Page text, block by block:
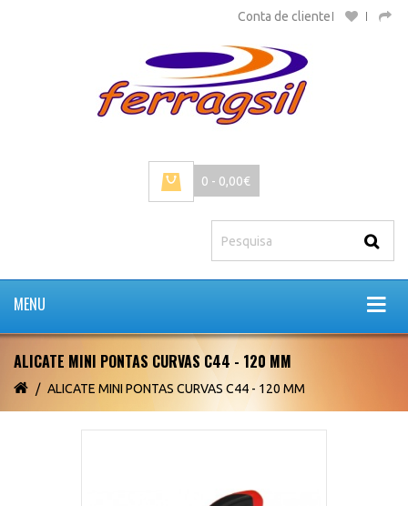
Conta de cliente
0 - 0,00€
MENU
ALICATE MINI PONTAS CURVAS C44 - 120 MM
ALICATE MINI PONTAS CURVAS C44 - 120 MM